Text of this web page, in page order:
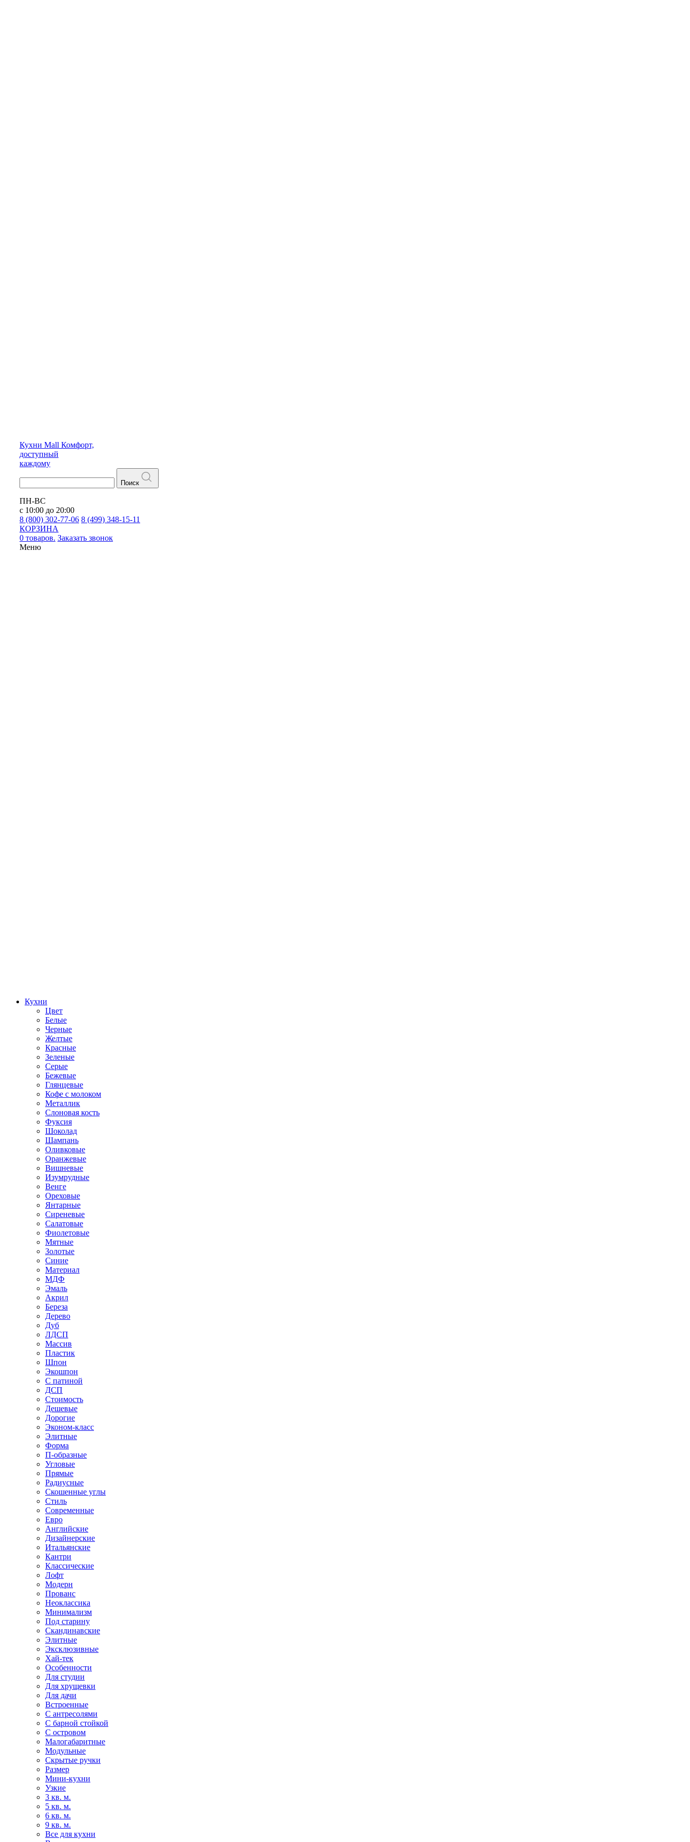
Кухни Mall Комфорт,
доступный
каждому
Поиск
ПН-ВС
с 10:00 до 20:00
8 (800) 302-77-06 8 (499) 348-15-11
КОРЗИНА
0 товаров. Заказать звонок
Меню
Кухни
Цвет
Белые
Черные
Желтые
Красные
Зеленые
Серые
Бежевые
Глянцевые
Кофе с молоком
Металлик
Слоновая кость
Фуксия
Шоколад
Шампань
Оливковые
Оранжевые
Вишневые
Изумрудные
Венге
Ореховые
Янтарные
Сиреневые
Салатовые
Фиолетовые
Мятные
Золотые
Синие
Материал
МДФ
Эмаль
Акрил
Береза
Дерево
Дуб
ЛДСП
Массив
Пластик
Шпон
Экошпон
С патиной
ДСП
Стоимость
Дешевые
Дорогие
Эконом-класс
Элитные
Форма
П-образные
Угловые
Прямые
Радиусные
Скошенные углы
Стиль
Современные
Евро
Английские
Дизайнерские
Итальянские
Кантри
Классические
Лофт
Модерн
Прованс
Неоклассика
Минимализм
Под старину
Скандинавские
Элитные
Эксклюзивные
Хай-тек
Особенности
Для студии
Для хрущевки
Для дачи
Встроенные
С антресолями
С барной стойкой
С островом
Малогабаритные
Модульные
Скрытые ручки
Размер
Мини-кухни
Узкие
3 кв. м.
5 кв. м.
6 кв. м.
9 кв. м.
Все для кухни